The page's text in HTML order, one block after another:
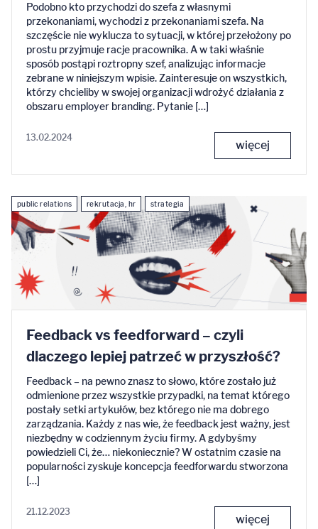
Podobno kto przychodzi do szefa z własnymi
przekonaniami, wychodzi z przekonaniami szefa. Na
szczęście nie wyklucza to sytuacji, w której przełożony po
prostu przyjmuje racje pracownika. A w taki właśnie
sposób postąpi roztropny szef, analizując informacje
zebrane w niniejszym wpisie. Zainteresuje on wszystkich,
którzy chcieliby w swojej organizacji wdrożyć działania z
obszaru employer branding. Pytanie […]
13.02.2024
więcej
public relations rekrutacja, hr strategia
Feedback vs feedforward – czyli
dlaczego lepiej patrzeć w przyszłość?
Feedback – na pewno znasz to słowo, które zostało już
odmienione przez wszystkie przypadki, na temat którego
postały setki artykułów, bez którego nie ma dobrego
zarządzania. Każdy z nas wie, że feedback jest ważny, jest
niezbędny w codziennym życiu firmy. A gdybyśmy
powiedzieli Ci, że… niekoniecznie? W ostatnim czasie na
popularności zyskuje koncepcja feedforwardu stworzona
[…]
21.12.2023
więcej